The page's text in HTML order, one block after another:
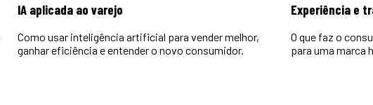
IA aplicada ao varejo
Como usar inteligência artificial para vender melhor,
ganhar eficiência e entender o novo consumidor.
Experiência e
O que faz o
para uma marca